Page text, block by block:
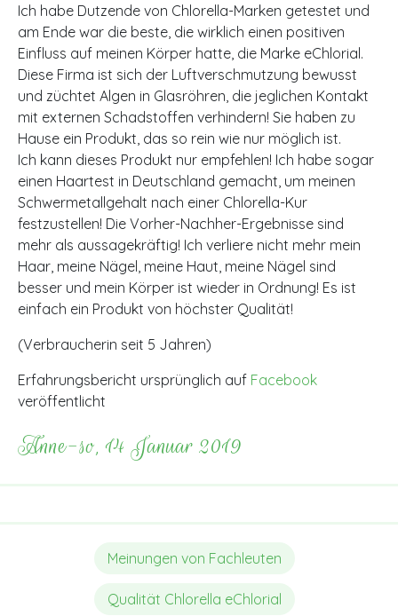
Ich habe Dutzende von Chlorella-Marken getestet und
am Ende war die beste, die wirklich einen positiven
Einfluss auf meinen Körper hatte, die Marke eChlorial.
Diese Firma ist sich der Luftverschmutzung bewusst
und züchtet Algen in Glasröhren, die jeglichen Kontakt
mit externen Schadstoffen verhindern! Sie haben zu
Hause ein Produkt, das so rein wie nur möglich ist.
Ich kann dieses Produkt nur empfehlen! Ich habe sogar
einen Haartest in Deutschland gemacht, um meinen
Schwermetallgehalt nach einer Chlorella-Kur
festzustellen! Die Vorher-Nachher-Ergebnisse sind
mehr als aussagekräftig! Ich verliere nicht mehr mein
Haar, meine Nägel, meine Haut, meine Nägel sind
besser und mein Körper ist wieder in Ordnung! Es ist
einfach ein Produkt von höchster Qualität!
(Verbraucherin seit 5 Jahren)
Erfahrungsbericht ursprünglich auf Facebook
veröffentlicht
Anne-so, 14 Januar 2019
Meinungen von Fachleuten
Qualität Chlorella eChlorial